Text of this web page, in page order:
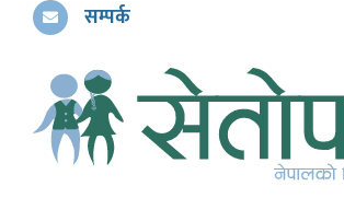
सम्पर्क